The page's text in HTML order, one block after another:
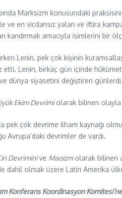
Marksizm konusundaki
en vicdansız yalan ve iftira
kandırmak amacıyla isimlerini
Lenin, pek çok kişinin
Lenin, birkaç gün içinde
dünya siyasetini değiştiren günlerdi.
Ekim Devrimiolarak bilinen olayla
pek çok devrime ilham kaynağı
Avrupa’daki devrimler de vardı.
Devriminive Maoizmolarak bilinen
dahil olmak üzere Latin Amerika
Konferans Koordinasyon